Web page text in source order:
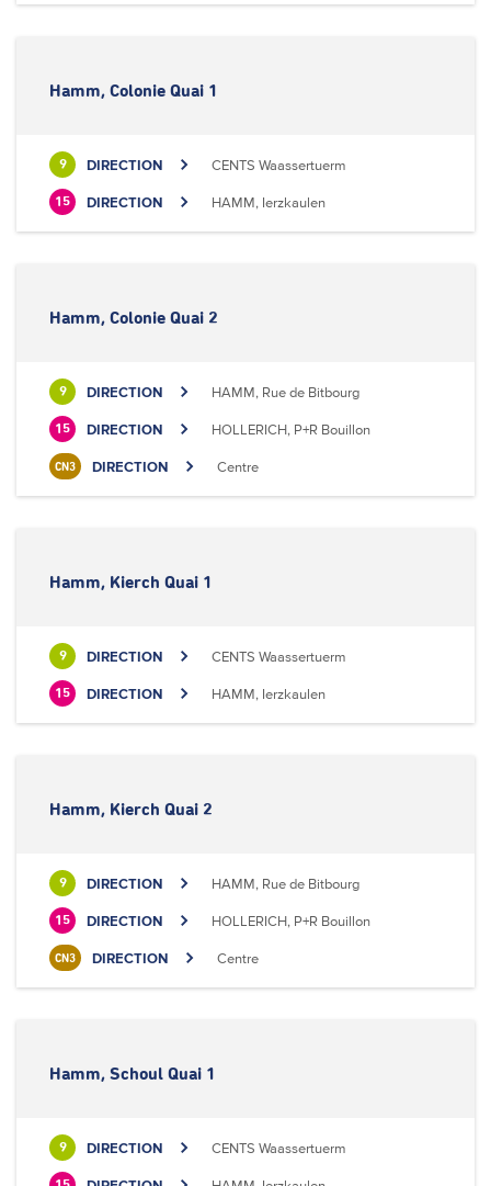
Hamm, Colonie Quai 1
9 DIRECTION CENTS Waassertuerm
15 DIRECTION HAMM, Ierzkaulen
Hamm, Colonie Quai 2
9 DIRECTION HAMM, Rue de Bitbourg
15 DIRECTION HOLLERICH, P+R Bouillon
CN3 DIRECTION Centre
Hamm, Kierch Quai 1
9 DIRECTION CENTS Waassertuerm
15 DIRECTION HAMM, Ierzkaulen
Hamm, Kierch Quai 2
9 DIRECTION HAMM, Rue de Bitbourg
15 DIRECTION HOLLERICH, P+R Bouillon
CN3 DIRECTION Centre
Hamm, Schoul Quai 1
9 DIRECTION CENTS Waassertuerm